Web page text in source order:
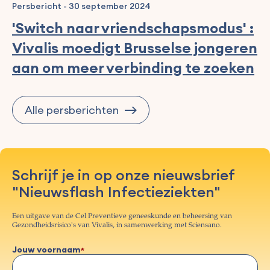
Persbericht - 30 september 2024
'Switch naar vriendschapsmodus' :
Vivalis moedigt Brusselse jongeren
aan om meer verbinding te zoeken
Alle persberichten
Schrijf je in op onze nieuwsbrief
"Nieuwsflash Infectieziekten"
Een uitgave van de Cel Preventieve geneeskunde en beheersing van
Gezondheidsrisico's van Vivalis, in samenwerking met Sciensano.
Jouw voornaam